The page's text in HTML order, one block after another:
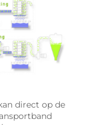
direct op de